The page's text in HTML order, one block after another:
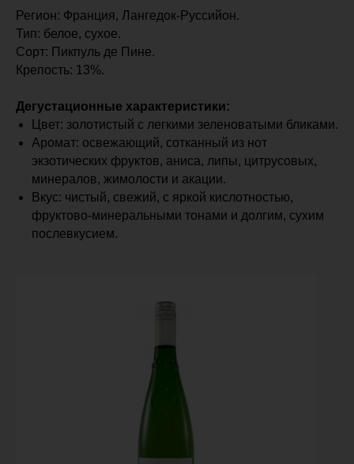
Регион: Франция, Лангедок-Руссийон.
Тип: белое, сухое.
Сорт: Пикпуль де Пине.
Крепость: 13%.
Дегустационные характеристики:
Цвет: золотистый с легкими зеленоватыми бликами.
Аромат: освежающий, сотканный из нот
экзотических фруктов, аниса, липы, цитрусовых,
минералов, жимолости и акации.
Вкус: чистый, свежий, с яркой кислотностью,
фруктово-минеральными тонами и долгим, сухим
послевкусием.